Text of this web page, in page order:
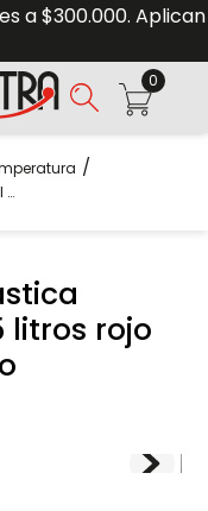
a $300.000. Aplican
0
Nevera Personal Plástica Portátil Insulada 4.5 Litros Rojo Material Recuperado
litros rojo